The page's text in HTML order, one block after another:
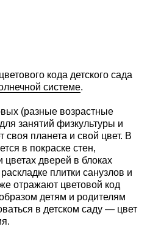
кода детского сада
системе.
(разные возрастные
занятий физкультуры и
своя планета и свой цвет. В
в покраске стен,
цветах дверей в блоках
плитки санузлов и
отражают цветовой код
детям и родителям
в детском саду — цвет